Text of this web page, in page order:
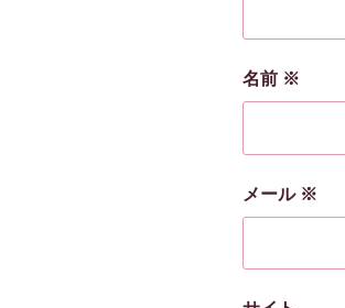
名前 ※
メール ※